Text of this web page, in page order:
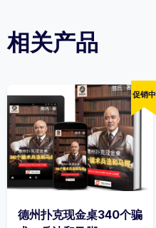
相关产品
促销中
德州扑克现金桌340个骗